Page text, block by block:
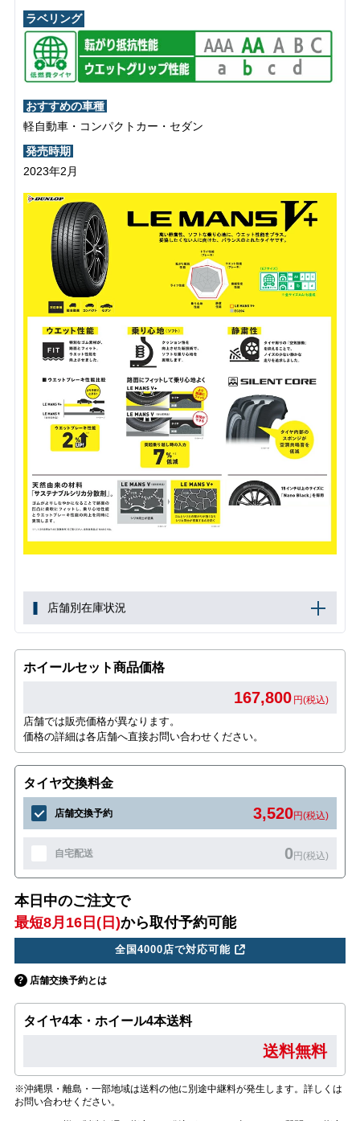
ラベリング
おすすめの車種
軽自動車・コンパクトカー・セダン
発売時期
2023年2月
店舗別在庫状況
ホイールセット商品価格
167,800 円(税込)
店舗では販売価格が異なります。
価格の詳細は各店舗へ直接お問い合わせください。
タイヤ交換料金
店舗交換予約 3,520円(税込)
自宅配送 0円(税込)
本日中のご注文で
最短8月16日(日)から取付予約可能
全国4000店で対応可能
店舗交換予約とは
タイヤ4本・ホイール4本送料
送料無料
※沖縄県・離島・一部地域は送料の他に別途中継料が発生します。詳しくは
お問い合わせください。